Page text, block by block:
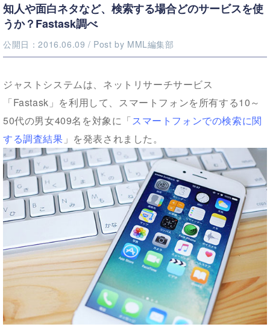
知人や面白ネタなど、検索する場合どのサービスを使
うか？Fastask調べ
公開日：2016.06.09 / Post by MML編集部
ジャストシステムは、ネットリサーチサービス
「Fastask」を利用して、スマートフォンを所有する10～
50代の男女409名を対象に「スマートフォンでの検索に関
する調査結果 」を発表されました。